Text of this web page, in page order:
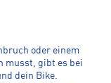
oder einem
musst, gibt es bei
dein Bike.